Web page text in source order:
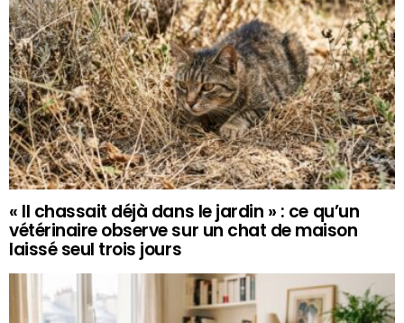
« Il chassait déjà dans le jardin » : ce qu’un
vétérinaire observe sur un chat de maison
laissé seul trois jours